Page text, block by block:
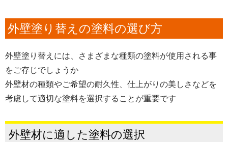
外壁塗り替えの塗料の選び方
外壁塗り替えには、さまざまな種類の塗料が使用される事
をご存じでしょうか
外壁材の種類やご希望の耐久性、仕上がりの美しさなどを
考慮して適切な塗料を選択することが重要です
外壁材に適した塗料の選択